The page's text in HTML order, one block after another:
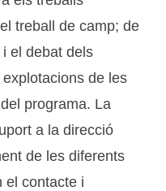
treball de camp; de
i el debat dels
de les
programa. La
a la direcció
de les diferents
el contacte i